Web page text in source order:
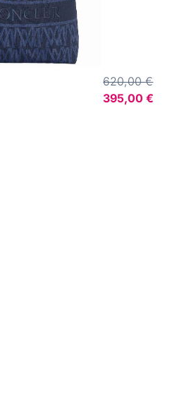
620,00 €
395,00 €